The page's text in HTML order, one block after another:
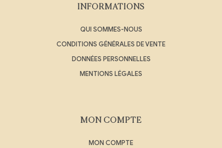
INFORMATIONS
QUI SOMMES-NOUS
CONDITIONS GÉNÉRALES DE VENTE
DONNÉES PERSONNELLES
MENTIONS LÉGALES
MON COMPTE
MON COMPTE